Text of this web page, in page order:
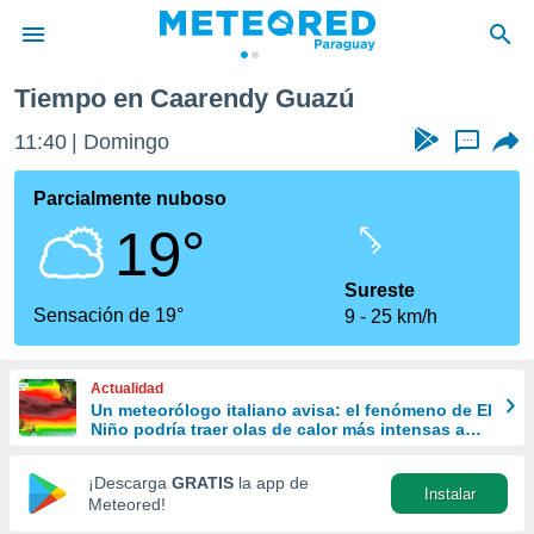
de
ha
que se
calidad.
a este
las
y
forma
digital
basada
Tiempo en Caarendy Guazú
11:40 Domingo ...
Parcialmente nuboso
19°
Sensación de 19°
Sureste
9
25 km/h
Actualidad
Un meteorólogo italiano avisa: el fenómeno de El
Niño podría traer olas de calor más intensas a
¡Descarga GRATIS la app de
Meteored!
Instalar